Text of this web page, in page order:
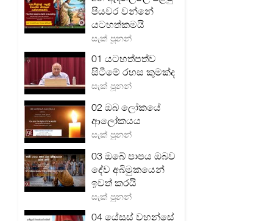
පියවර වන්නේ
යටහත්කමයි
සැක් පූනන්
01 යටහත්පත්ව
සිටීමේ රහස කුමක්ද
සැක් පූනන්
02 ඔබ ලෝකයේ
ආලෝකයය
සැක් පූනන්
03 ඔබේ පාපය ඔබව
දේව අබිමුකයෙන්
ඉවත් කරයි
සැක් පූනන්
04 යේසුස් වහන්සේ